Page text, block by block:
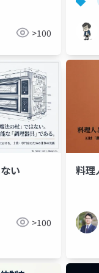
>100
い
>100
料理